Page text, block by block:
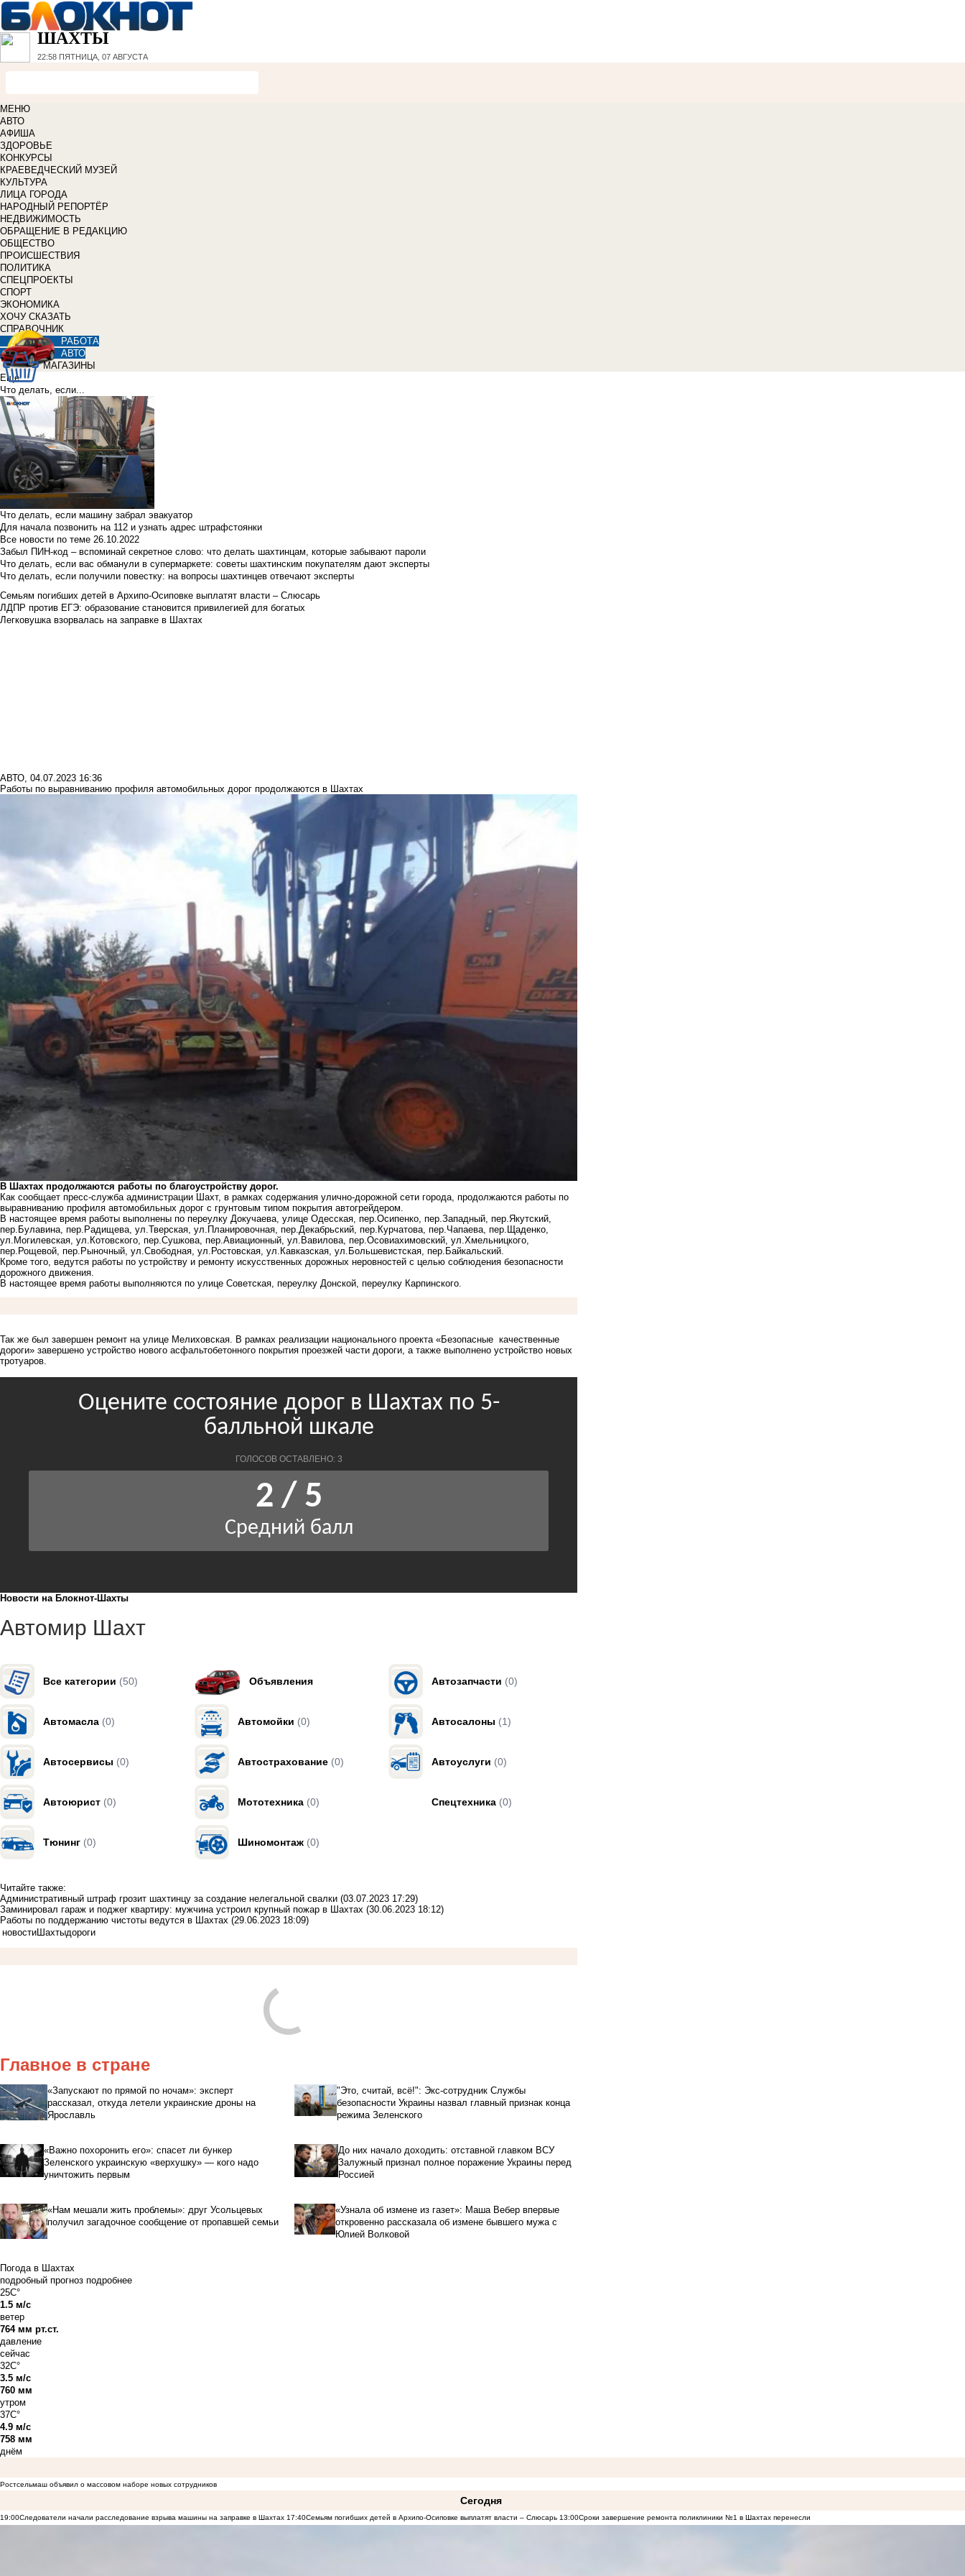
ШАХТЫ
22:58 ПЯТНИЦА, 07 АВГУСТА
МЕНЮ
АВТО
АФИША
ЗДОРОВЬЕ
КОНКУРСЫ
КРАЕВЕДЧЕСКИЙ МУЗЕЙ
КУЛЬТУРА
ЛИЦА ГОРОДА
НАРОДНЫЙ РЕПОРТЁР
НЕДВИЖИМОСТЬ
ОБРАЩЕНИЕ В РЕДАКЦИЮ
ОБЩЕСТВО
ПРОИСШЕСТВИЯ
ПОЛИТИКА
СПЕЦПРОЕКТЫ
СПОРТ
ЭКОНОМИКА
ХОЧУ СКАЗАТЬ
СПРАВОЧНИК
РАБОТА
АВТО
МАГАЗИНЫ
Еще
Что делать, если...
Что делать, если машину забрал эвакуатор
Для начала позвонить на 112 и узнать адрес штрафстоянки
Все новости по теме 26.10.2022
Забыл ПИН-код – вспоминай секретное слово: что делать шахтинцам, которые забывают пароли
Что делать, если вас обманули в супермаркете: советы шахтинским покупателям дают эксперты
Что делать, если получили повестку: на вопросы шахтинцев отвечают эксперты
Семьям погибших детей в Архипо-Осиповке выплатят власти – Слюсарь
ЛДПР против ЕГЭ: образование становится привилегией для богатых
Легковушка взорвалась на заправке в Шахтах
АВТО, 04.07.2023 16:36
Работы по выравниванию профиля автомобильных дорог продолжаются в Шахтах
В Шахтах продолжаются работы по благоустройству дорог.
Как сообщает пресс-служба администрации Шахт, в рамках содержания улично-дорожной сети города, продолжаются работы по
выравниванию профиля автомобильных дорог с грунтовым типом покрытия автогрейдером.
В настоящее время работы выполнены по переулку Докучаева, улице Одесская, пер.Осипенко, пер.Западный, пер.Якутский,
пер.Булавина, пер.Радищева, ул.Тверская, ул.Планировочная, пер.Декабрьский, пер.Курчатова, пер.Чапаева, пер.Щаденко,
ул.Могилевская, ул.Котовского, пер.Сушкова, пер.Авиационный, ул.Вавилова, пер.Осовиахимовский, ул.Хмельницкого,
пер.Рощевой, пер.Рыночный, ул.Свободная, ул.Ростовская, ул.Кавказская, ул.Большевистская, пер.Байкальский.
Кроме того, ведутся работы по устройству и ремонту искусственных дорожных неровностей с целью соблюдения безопасности
дорожного движения.
В настоящее время работы выполняются по улице Советская, переулку Донской, переулку Карпинского.
Так же был завершен ремонт на улице Мелиховская. В рамках реализации национального проекта «Безопасные качественные
дороги» завершено устройство нового асфальтобетонного покрытия проезжей части дороги, а также выполнено устройство новых
тротуаров.
Новости на Блoкнoт-Шахты
Автомир Шахт
Все категории (50) Объявления Автозапчасти (0)
Автомасла (0) Автомойки (0) Автосалоны (1)
Автосервисы (0) Автострахование (0) Автоуслуги (0)
Автоюрист (0) Мототехника (0) Спецтехника (0)
Тюнинг (0) Шиномонтаж (0)
Читайте также:
Административный штраф грозит шахтинцу за создание нелегальной свалки (03.07.2023 17:29)
Заминировал гараж и поджег квартиру: мужчина устроил крупный пожар в Шахтах (30.06.2023 18:12)
Работы по поддержанию чистоты ведутся в Шахтах (29.06.2023 18:09)
новостиШахтыдороги
Главное в стране
«Запускают по прямой по ночам»: эксперт
рассказал, откуда летели украинские дроны на
Ярославль
"Это, считай, всё!": Экс-сотрудник Службы
безопасности Украины назвал главный признак конца
режима Зеленского
«Важно похоронить его»: спасет ли бункер
Зеленского украинскую «верхушку» — кого надо
уничтожить первым
До них начало доходить: отставной главком ВСУ
Залужный признал полное поражение Украины перед
Россией
«Нам мешали жить проблемы»: друг Усольцевых
получил загадочное сообщение от пропавшей семьи
«Узнала об измене из газет»: Маша Вебер впервые
откровенно рассказала об измене бывшего мужа с
Юлией Волковой
Погода в Шахтах
подробный прогноз подробнее
25C°
1.5 м/с
ветер
764 мм рт.ст.
давление
сейчас
32C°
3.5 м/с
760 мм
утром
37C°
4.9 м/с
758 мм
днём
Ростсельмаш объявил о массовом наборе новых сотрудников
Сегодня
19:00Следователи начали расследование взрыва машины на заправке в Шахтах 17:40Семьям погибших детей в Архипо-Осиповке выплатят власти – Слюсарь 13:00Сроки завершение ремонта поликлиники №1 в Шахтах перенесли